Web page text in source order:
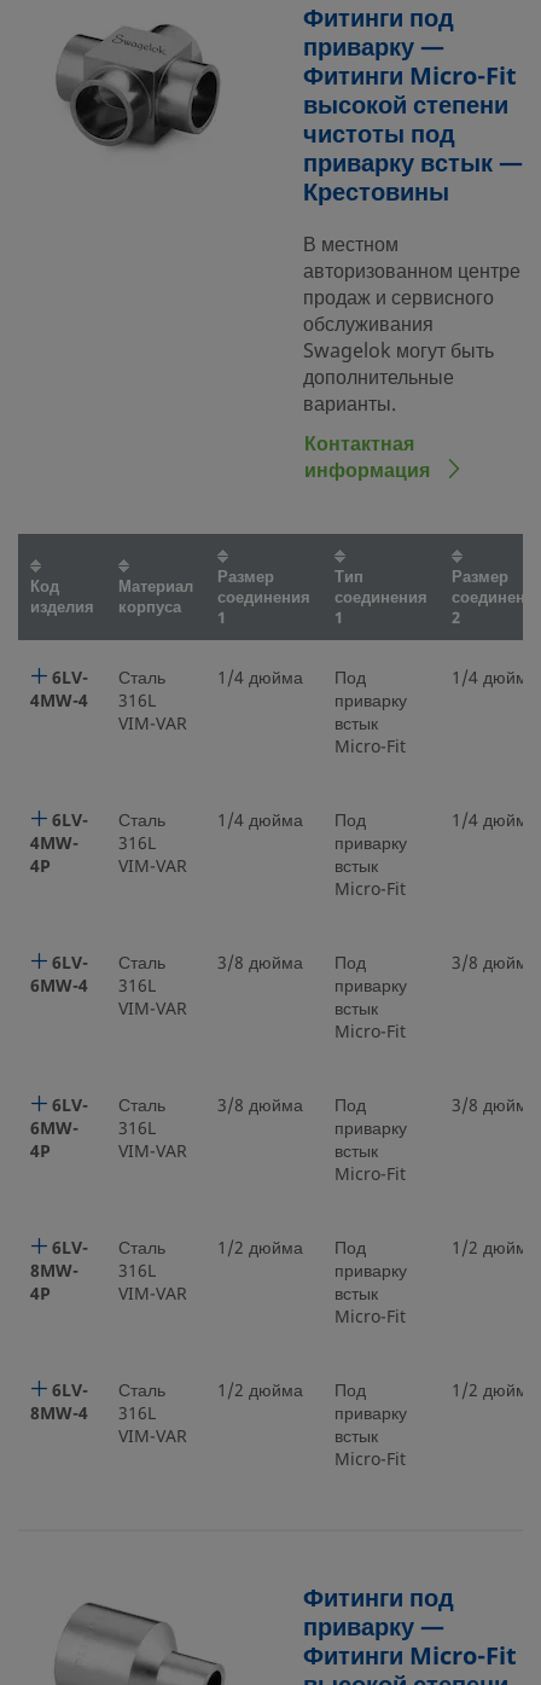
Фитинги под
приварку —
Фитинги Micro-Fit
высокой степени
чистоты под
приварку встык —
Крестовины
В местном
авторизованном центре
продаж и сервисного
обслуживания
Swagelok могут быть
дополнительные
варианты.
Контактная
информация
Код
изделия
Материал
корпуса
Размер
соединения
1
Тип
соединения
1
Размер
2
6LV-
4MW-4
Сталь
316L
VIM-VAR
1/4 дюйма
Под
приварку
встык
Micro-Fit
1/4 дюйма
6LV-
4MW-
4P
Сталь
316L
VIM-VAR
1/4 дюйма
Под
приварку
встык
Micro-Fit
1/4 дюйма
6LV-
6MW-4
Сталь
316L
VIM-VAR
3/8 дюйма
Под
приварку
встык
Micro-Fit
3/8 дюйма
6LV-
6MW-
4P
Сталь
316L
VIM-VAR
3/8 дюйма
Под
приварку
встык
Micro-Fit
3/8 дюйма
6LV-
8MW-
4P
Сталь
316L
VIM-VAR
1/2 дюйма
Под
приварку
встык
Micro-Fit
1/2 дюйма
6LV-
8MW-4
Сталь
316L
VIM-VAR
1/2 дюйма
Под
приварку
встык
Micro-Fit
1/2 дюйма
Фитинги под
приварку —
Фитинги Micro-Fit